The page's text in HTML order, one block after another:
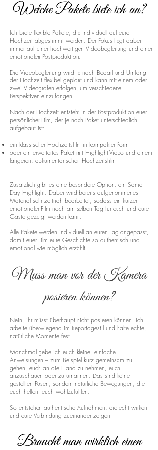
Welche Pakete biete ich an?
Ich biete flexible Pakete, die individuell auf eure
Hochzeit abgestimmt werden. Der Fokus liegt dabei
immer auf einer hochwertigen Videobegleitung und einer
emotionalen Postproduktion.
Die Videobegleitung wird je nach Bedarf und Umfang
der Hochzeit flexibel geplant und kann mit einem oder
zwei Videografen erfolgen, um verschiedene
Perspektiven einzufangen.
Nach der Hochzeit entsteht in der Postproduktion euer
persönlicher Film, der je nach Paket unterschiedlich
aufgebaut ist:
ein klassischer Hochzeitsfilm in kompakter Form
oder ein erweitertes Paket mit Highlight-Video und einem
längeren, dokumentarischen Hochzeitsfilm
Zusätzlich gibt es eine besondere Option: ein Same-
Day Highlight. Dabei wird bereits aufgenommenes
Material sehr zeitnah bearbeitet, sodass ein kurzer
emotionaler Film noch am selben Tag für euch und eure
Gäste gezeigt werden kann.
Alle Pakete werden individuell an euren Tag angepasst,
damit euer Film eure Geschichte so authentisch und
emotional wie möglich erzählt.
Muss man vor der Kamera
posieren können?
Nein, ihr müsst überhaupt nicht posieren können. Ich
arbeite überwiegend im Reportagestil und halte echte,
natürliche Momente fest.
Manchmal gebe ich euch kleine, einfache
Anweisungen – zum Beispiel kurz gemeinsam zu
gehen, euch an die Hand zu nehmen, euch
anzuschauen oder zu umarmen. Das sind keine
gestellten Posen, sondern natürliche Bewegungen, die
euch helfen, euch wohlzufühlen.
So entstehen authentische Aufnahmen, die echt wirken
und eure Verbindung zueinander zeigen
Braucht man wirklich einen